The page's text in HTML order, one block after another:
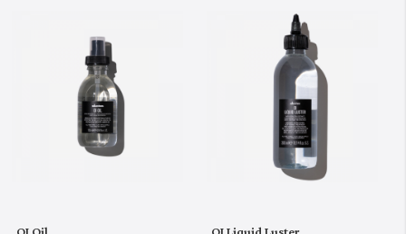
OI Oil OI Liquid Luster